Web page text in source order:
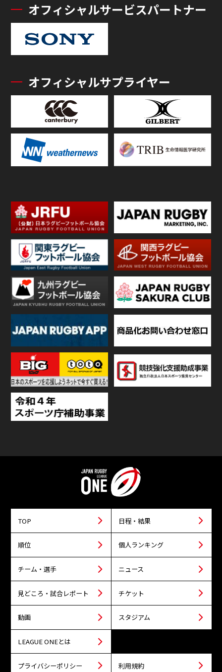
オフィシャルサービスパートナー
オフィシャルサプライヤー
TOP 日程・結果
順位 個人ランキング
チーム・選手 ニュース
見どころ・試合レポート チケット
動画 スタジアム
LEAGUE ONEとは
プライバシーポリシー 利用規約